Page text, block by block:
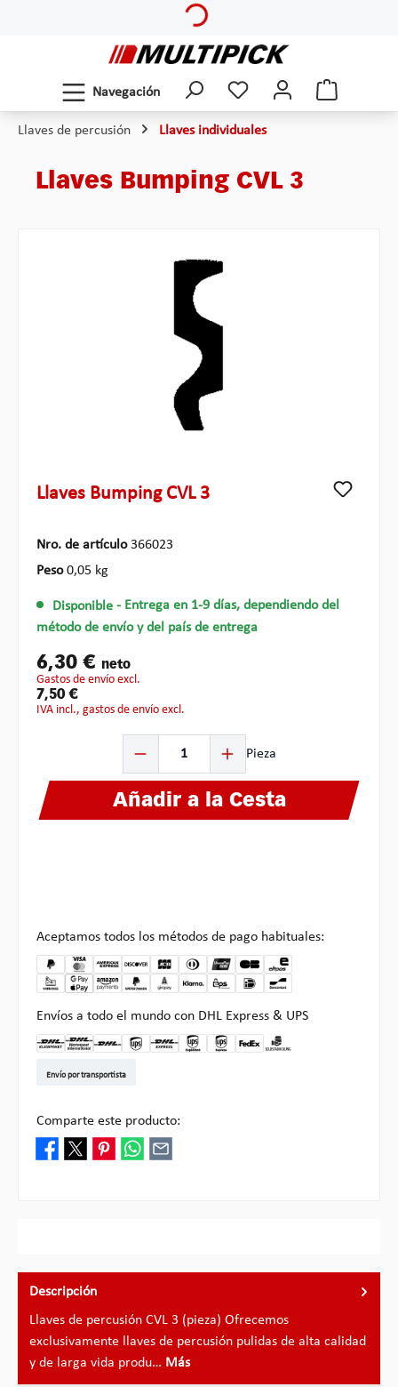
Navegación
Llaves de percusión Llaves individuales
Llaves Bumping CVL 3
Omitir galería de imágenes
Llaves Bumping CVL 3
Nro. de artículo366023
Peso0,05 kg
Disponible - Entrega en 1-9 días, dependiendo del
método de envío y del país de entrega
6,30 € neto
gastos de envío excl.
7,50 €
IVA incl., gastos de envío excl.
Pieza
Añadir a la Cesta
Aceptamos todos los métodos de pago habituales:
Envíos a todo el mundo con DHL Express & UPS
Envío por transportista
Comparte este producto:
Descripción
Llaves de percusión CVL 3 (pieza) Ofrecemos
exclusivamente llaves de percusión pulidas de alta calidad
y de larga vida produ… Más